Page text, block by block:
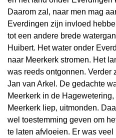
Daarom zal, naar men mag
Everdingen zijn invloed
tot een andere brede
Huibert. Het water onder
naar Meerkerk stromen. Het
was reeds ontgonnen. Verder
Jan van Arkel. De gedachte
Meerkerk in de
Meerkerk liep, uitmonden.
wel toestemming geven om
te laten afvloeien. Er was